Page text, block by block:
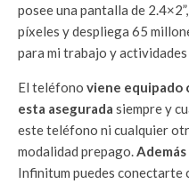
posee una pantalla de
píxeles y despliega 65
para mi trabajo y
El teléfono viene equipado
esta asegurada siempre y
este teléfono ni cualquier
modalidad prepago.
Infinitum puedes conectarte